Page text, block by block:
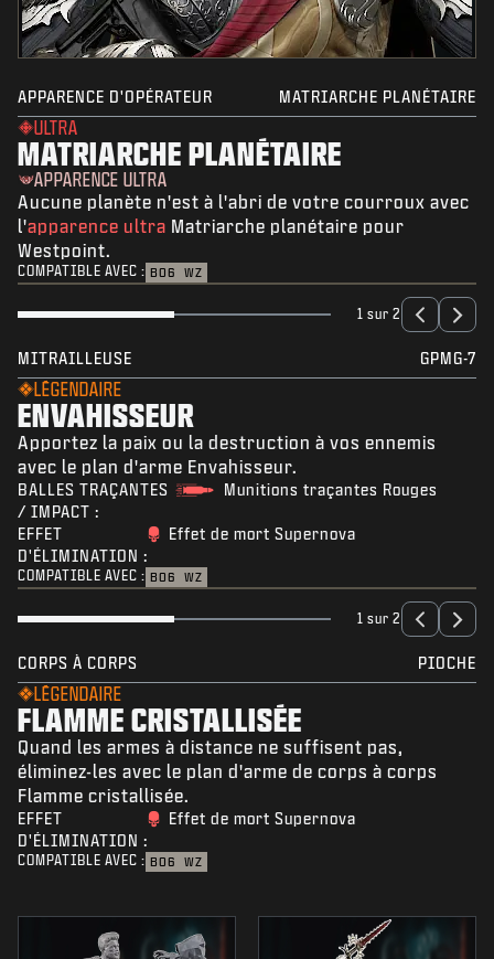
APPARENCE D'OPÉRATEUR MATRIARCHE PLANÉTAIRE
ULTRA
MATRIARCHE PLANÉTAIRE
APPARENCE ULTRA
Aucune planète n'est à l'abri de votre courroux avec
l'apparence ultra Matriarche planétaire pour
Westpoint.
COMPATIBLE AVEC : BO6 WZ
1 sur 2
MITRAILLEUSE GPMG-7
LÉGENDAIRE
ENVAHISSEUR
Apportez la paix ou la destruction à vos ennemis
avec le plan d'arme Envahisseur.
BALLES TRAÇANTES
/ IMPACT :
Munitions traçantes Rouges
EFFET
D'ÉLIMINATION :
Effet de mort Supernova
COMPATIBLE AVEC : BO6 WZ
1 sur 2
CORPS À CORPS PIOCHE
LÉGENDAIRE
FLAMME CRISTALLISÉE
Quand les armes à distance ne suffisent pas,
éliminez-les avec le plan d'arme de corps à corps
Flamme cristallisée.
EFFET
D'ÉLIMINATION :
Effet de mort Supernova
COMPATIBLE AVEC : BO6 WZ